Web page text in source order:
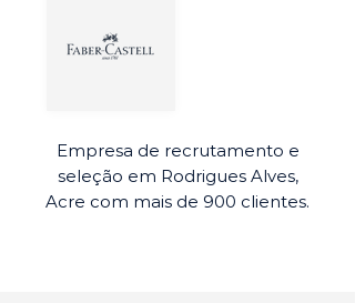
Empresa de recrutamento e
seleção em Rodrigues Alves,
Acre com mais de 900 clientes.